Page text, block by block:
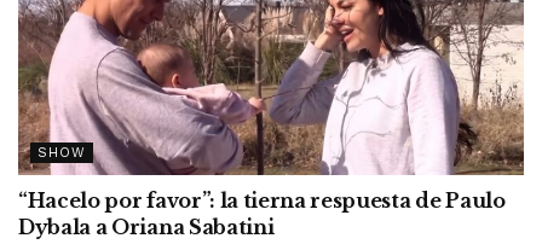
SHOW
“Hacelo por favor”: la tierna respuesta de Paulo
Dybala a Oriana Sabatini